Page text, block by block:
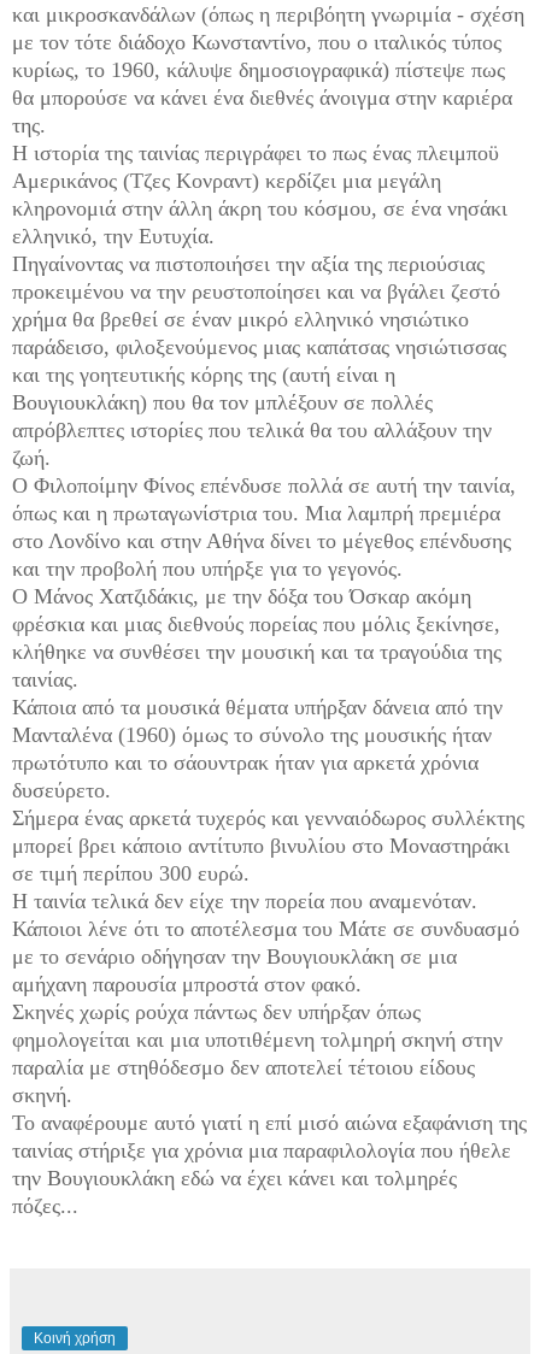
και μικροσκανδάλων (όπως η περιβόητη γνωριμία - σχέση
με τον τότε διάδοχο Κωνσταντίνο, που ο ιταλικός τύπος
κυρίως, το 1960, κάλυψε δημοσιογραφικά) πίστεψε πως
θα μπορούσε να κάνει ένα διεθνές άνοιγμα στην καριέρα
της.
Η ιστορία της ταινίας περιγράφει το πως ένας πλειμποϋ
Αμερικάνος (Τζες Κονραντ) κερδίζει μια μεγάλη
κληρονομιά στην άλλη άκρη του κόσμου, σε ένα νησάκι
ελληνικό, την Ευτυχία.
Πηγαίνοντας να πιστοποιήσει την αξία της περιούσιας
προκειμένου να την ρευστοποίησει και να βγάλει ζεστό
χρήμα θα βρεθεί σε έναν μικρό ελληνικό νησιώτικο
παράδεισο, φιλοξενούμενος μιας καπάτσας νησιώτισσας
και της γοητευτικής κόρης της (αυτή είναι η
Βουγιουκλάκη) που θα τον μπλέξουν σε πολλές
απρόβλεπτες ιστορίες που τελικά θα του αλλάξουν την
ζωή.
Ο Φιλοποίμην Φίνος επένδυσε πολλά σε αυτή την ταινία,
όπως και η πρωταγωνίστρια του. Μια λαμπρή πρεμιέρα
στο Λονδίνο και στην Αθήνα δίνει το μέγεθος επένδυσης
και την προβολή που υπήρξε για το γεγονός.
Ο Μάνος Χατζιδάκις, με την δόξα του Όσκαρ ακόμη
φρέσκια και μιας διεθνούς πορείας που μόλις ξεκίνησε,
κλήθηκε να συνθέσει την μουσική και τα τραγούδια της
ταινίας.
Κάποια από τα μουσικά θέματα υπήρξαν δάνεια από την
Μανταλένα (1960) όμως το σύνολο της μουσικής ήταν
πρωτότυπο και το σάουντρακ ήταν για αρκετά χρόνια
δυσεύρετο.
Σήμερα ένας αρκετά τυχερός και γενναιόδωρος συλλέκτης
μπορεί βρει κάποιο αντίτυπο βινυλίου στο Μοναστηράκι
σε τιμή περίπου 300 ευρώ.
Η ταινία τελικά δεν είχε την πορεία που αναμενόταν.
Κάποιοι λένε ότι το αποτέλεσμα του Μάτε σε συνδυασμό
με το σενάριο οδήγησαν την Βουγιουκλάκη σε μια
αμήχανη παρουσία μπροστά στον φακό.
Σκηνές χωρίς ρούχα πάντως δεν υπήρξαν όπως
φημολογείται και μια υποτιθέμενη τολμηρή σκηνή στην
παραλία με στηθόδεσμο δεν αποτελεί τέτοιου είδους
σκηνή.
Το αναφέρουμε αυτό γιατί η επί μισό αιώνα εξαφάνιση της
ταινίας στήριξε για χρόνια μια παραφιλολογία που ήθελε
την Βουγιουκλάκη εδώ να έχει κάνει και τολμηρές
πόζες...
Κοινή χρήση